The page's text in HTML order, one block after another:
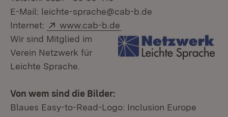
E-Mail: leichte-sprache@cab-b.de
Internet:
Extern:
www.cab-b.de
Wir sind Mitglied im
Verein Netzwerk für
Leichte Sprache.
Von wem sind die Bilder:
Blaues Easy-to-Read-Logo: Inclusion Europe